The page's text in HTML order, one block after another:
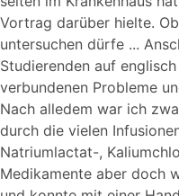
Vortrag darüber hielte.
untersuchen dürfe ...
Studierenden auf
verbundenen Probleme
Nach alledem war ich
durch die vielen
Natriumlactat-,
Medikamente aber doch